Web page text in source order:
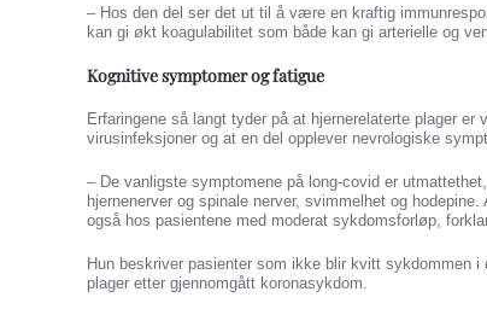
– Hos den del ser det ut til å være en kraftig
kan gi økt koagulabilitet som både kan gi arterielle og
Kognitive symptomer og fatigue
Erfaringene så langt tyder på at hjernerelaterte plager er
virusinfeksjoner og at en del opplever nevrologiske
– De vanligste symptomene på long-covid er
hjernenerver og spinale nerver, svimmelhet og
også hos pasientene med moderat sykdomsforløp,
Hun beskriver pasienter som ikke blir kvitt sykdommen
plager etter gjennomgått koronasykdom.